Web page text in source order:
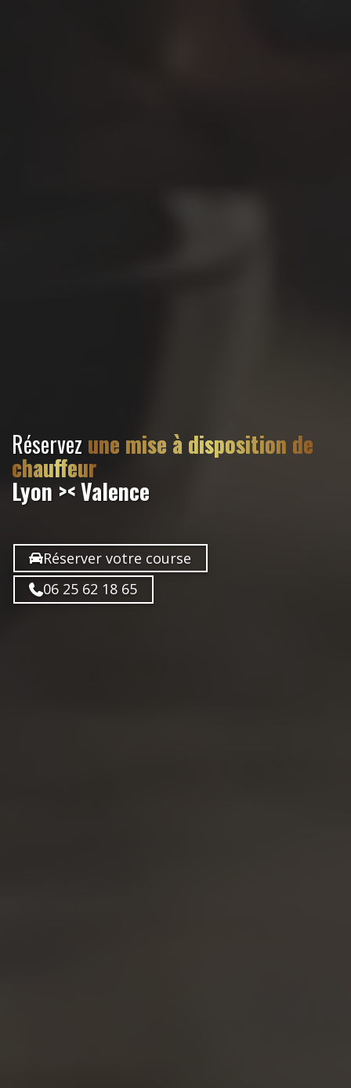
Réservez une mise à disposition de
chauffeur
Lyon >< Valence
Réserver votre course
06 25 62 18 65